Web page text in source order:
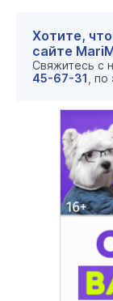
Хотите,
сайте
Свяжитесь с
45-67-31 ,